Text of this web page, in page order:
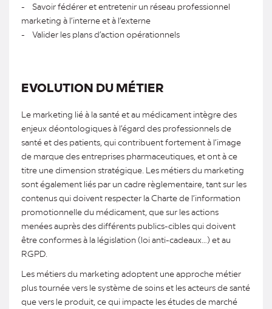
- Savoir fédérer et entretenir un réseau professionnel
marketing à l’interne et à l’externe
- Valider les plans d’action opérationnels
EVOLUTION DU MÉTIER
Le marketing lié à la santé et au médicament intègre des
enjeux déontologiques à l’égard des professionnels de
santé et des patients, qui contribuent fortement à l’image
de marque des entreprises pharmaceutiques, et ont à ce
titre une dimension stratégique. Les métiers du marketing
sont également liés par un cadre règlementaire, tant sur les
contenus qui doivent respecter la Charte de l’information
promotionnelle du médicament, que sur les actions
menées auprès des différents publics-cibles qui doivent
être conformes à la législation (loi anti-cadeaux…) et au
RGPD.
Les métiers du marketing adoptent une approche métier
plus tournée vers le système de soins et les acteurs de santé
que vers le produit, ce qui impacte les études de marché